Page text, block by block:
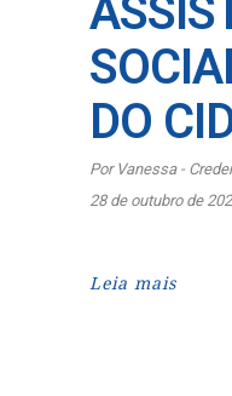
DO
Por Vanessa -
28 de outubro de
Leia mais